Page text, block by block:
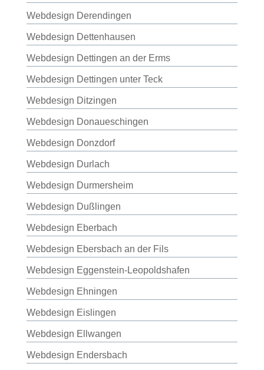
Webdesign Derendingen
Webdesign Dettenhausen
Webdesign Dettingen an der Erms
Webdesign Dettingen unter Teck
Webdesign Ditzingen
Webdesign Donaueschingen
Webdesign Donzdorf
Webdesign Durlach
Webdesign Durmersheim
Webdesign Dußlingen
Webdesign Eberbach
Webdesign Ebersbach an der Fils
Webdesign Eggenstein-Leopoldshafen
Webdesign Ehningen
Webdesign Eislingen
Webdesign Ellwangen
Webdesign Endersbach